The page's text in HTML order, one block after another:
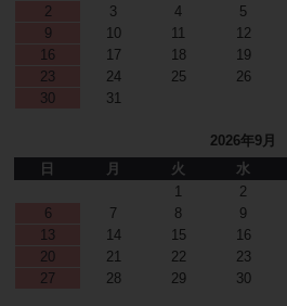
2
3 4 5
9
10 11 12
16
17 18 19
23
24 25 26
30
31
2026年9月
日
月 火 水
1
2
6
7 8 9
13
14 15 16
20
21 22 23
27
28 29 30